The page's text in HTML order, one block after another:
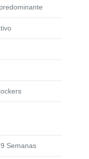
Semanas